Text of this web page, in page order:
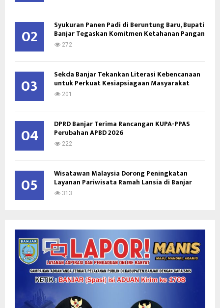
H
02 Syukuran Panen Padi di Beruntung Baru, Bupati
Banjar Tegaskan Komitmen Ketahanan Pangan
272
03 Sekda Banjar Tekankan Literasi Kebencanaan
untuk Perkuat Kesiapsiagaan Masyarakat
201
04 DPRD Banjar Terima Rancangan KUPA-PPAS
Perubahan APBD 2026
222
05 Wisatawan Malaysia Dorong Peningkatan
Layanan Pariwisata Ramah Lansia di Banjar
313